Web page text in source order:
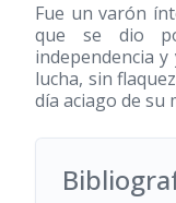
Fue un varón
que se dio
independencia
lucha, sin
día aciago de su